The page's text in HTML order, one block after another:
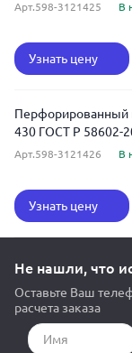
Арт.598-3121425 В
Узнать цену
Перфорированный
430 ГОСТ Р 58602-
Арт.598-3121426 В
Узнать цену
Не нашли, что
Оставьте Ваш
расчета заказа